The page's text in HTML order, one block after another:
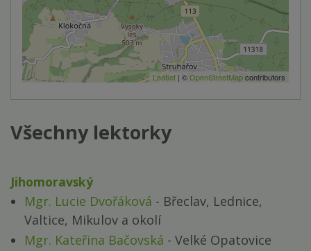
Leaflet | ©OpenStreetMapcontributors
Všechny lektorky
Jihomoravský
Mgr. Lucie Dvořáková - Břeclav, Lednice,
Valtice, Mikulov a okolí
Mgr. Kateřina Bačovská - Velké Opatovice